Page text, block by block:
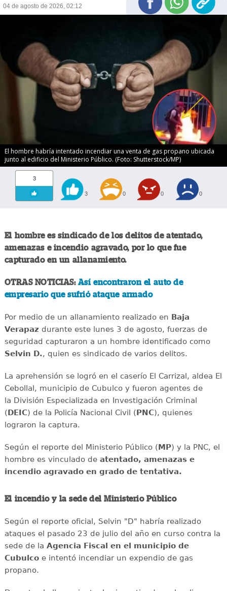
04 de agosto de 2026, 02:12
El hombre habría intentado incendiar una venta de gas propano ubicada
junto al edificio del Ministerio Público. (Foto: Shutterstock/MP)
3
3 0 0 0
El hombre es sindicado de los delitos de atentado,
amenazas e incendio agravado, por lo que fue
capturado en un allanamiento.
OTRAS NOTICIAS: Así encontraron el auto de
empresario que sufrió ataque armado
Por medio de un allanamiento realizado en Baja
Verapaz durante este lunes 3 de agosto, fuerzas de
seguridad capturaron a un hombre identificado como
Selvin D., quien es sindicado de varios delitos.
La aprehensión se logró en el caserío El Carrizal, aldea El
Cebollal, municipio de Cubulco y fueron agentes de
la División Especializada en Investigación Criminal
(DEIC) de la Policía Nacional Civil (PNC), quienes
lograron la captura.
Según el reporte del Ministerio Público (MP) y la PNC, el
hombre es vinculado de atentado, amenazas e
incendio agravado en grado de tentativa.
El incendio y la sede del Ministerio Público
Según el reporte oficial, Selvin "D" habría realizado
ataques el pasado 23 de julio del año en curso contra la
sede de la Agencia Fiscal en el municipio de
Cubulcoe intentó incendiar un expendio de gas
propano.